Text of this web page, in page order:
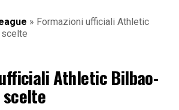
» Formazioni ufficiali Athletic
scelte
Athletic Bilbao-
scelte